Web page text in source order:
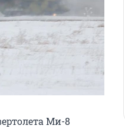
Ми-8